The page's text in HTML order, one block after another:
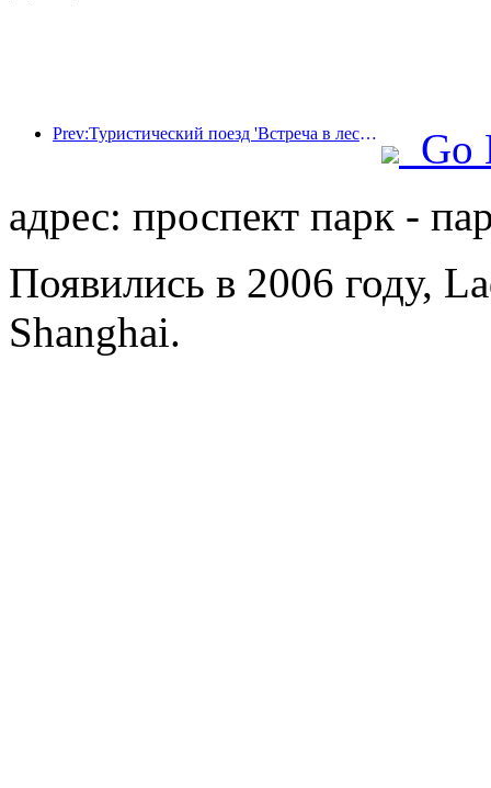
Prev:Туристический поезд 'Встреча в лесу Хулунбуир - Экспресс Дасинганлин - Поезд 'Звездный свет' - Путешествие в Тяньи' совершает свой первый рейс.
Go
адрес: проспект парк -
Появились в 2006 году,
Shanghai.